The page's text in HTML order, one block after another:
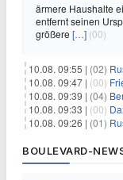
ärmere Haushalte
entfernt seinen
größere […] (00)
10.08. 09:55 | (02)
10.08. 09:47 | (00)
10.08. 09:39 | (04)
10.08. 09:33 | (00)
10.08. 09:26 | (01)
BOULEVARD-